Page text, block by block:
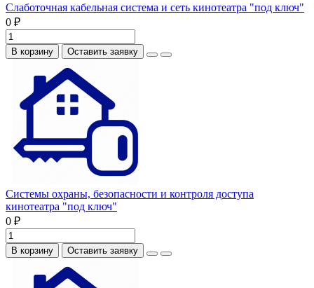
Слаботочная кабельная система и сеть кинотеатра "под ключ"
0 ₽
В корзину Оставить заявку
Системы охраны, безопасности и контроля доступа
кинотеатра "под ключ"
0 ₽
В корзину Оставить заявку